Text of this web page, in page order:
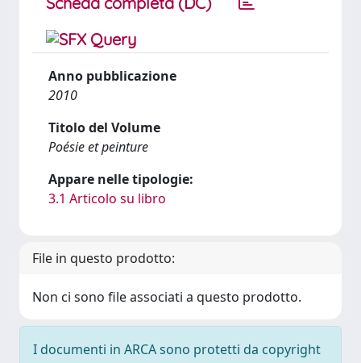
Anno pubblicazione
2010
Titolo del Volume
Poésie et peinture
Appare nelle tipologie:
3.1 Articolo su libro
File in questo prodotto:
Non ci sono file associati a questo prodotto.
I documenti in ARCA sono protetti da copyright